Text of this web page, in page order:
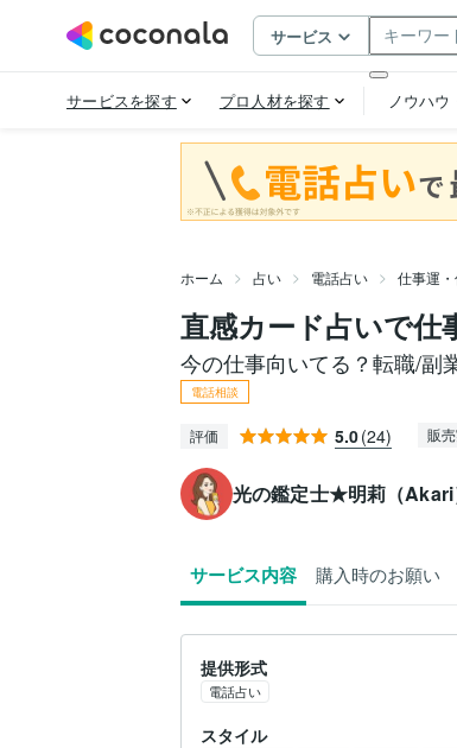
ホーム 占い 電話占い 仕事運
直感カード占いで仕
今の仕事向いてる？転職/副
電話相談
評価 5.0(24) 販
光の鑑定士★明莉（Akari
サービス内容 購入時のお願い
提供形式
電話占い
スタイル